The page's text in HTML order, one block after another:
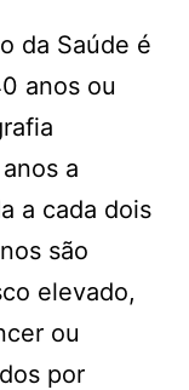
da Saúde é
anos ou
a
a cada dois
são
elevado,
ou
por